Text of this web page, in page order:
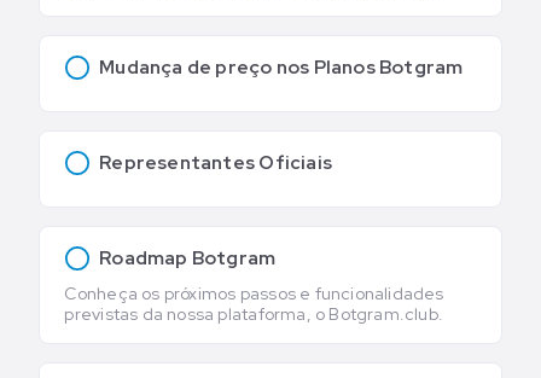
Mudança de preço nos Planos Botgram
Representantes Oficiais
Roadmap Botgram
Conheça os próximos passos e funcionalidades
previstas da nossa plataforma, o Botgram.club.